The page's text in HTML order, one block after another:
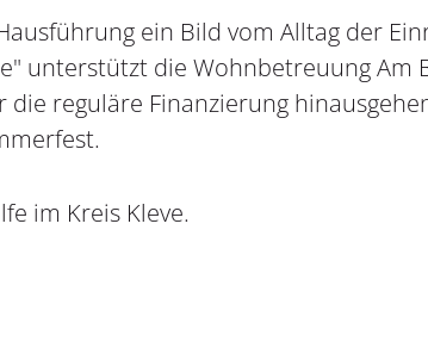
ein Bild vom Alltag der
unterstützt die Wohnbetreuung Am
reguläre Finanzierung
im Kreis Kleve.